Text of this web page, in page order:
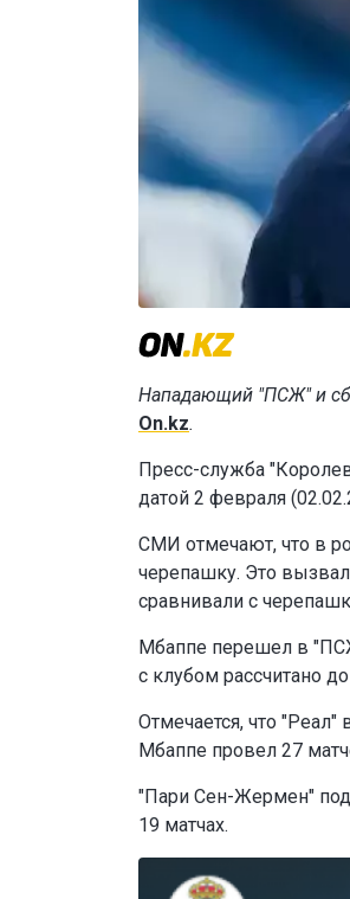
Нападающий "ПСЖ" и
On.kz.
Пресс-служба
датой 2 февраля
СМИ отмечают, что в
черепашку. Это
сравнивали с
Мбаппе перешел в
с клубом рассчитано
Отмечается, что
Мбаппе провел 27
"Пари Сен-Жермен" под
19 матчах.